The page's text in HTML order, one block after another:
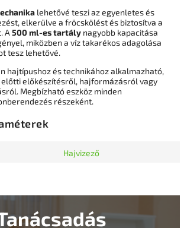
lehetővé teszi az egyenletes és
elkerülve a fröcskölést és biztosítva a
A 500 ml-es tartály nagyobb kapacitása
miközben a víz takarékos adagolása
tesz lehetővé.
hajtípushoz és technikához alkalmazható,
előtti előkészítésről, hajformázásról vagy
Megbízható eszköz minden
részeként.
Hajvizező